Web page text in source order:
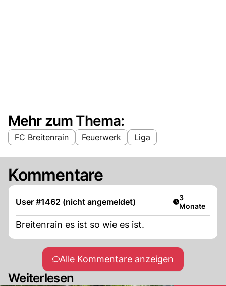
Mehr zum Thema:
FC Breitenrain Feuerwerk Liga
Kommentare
User #1462 (nicht angemeldet) Artikel
3
Monate
Breitenrain es ist so wie es ist.
Alle Kommentare anzeigen
Weiterlesen